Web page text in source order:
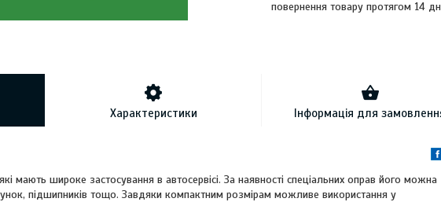
повернення товару протягом 14
Характеристики Інформація для
які мають широке застосування в автосервісі. За наявності спеціальних оправ його можна
підшипників тощо. Завдяки компактним розмірам можливе використання у